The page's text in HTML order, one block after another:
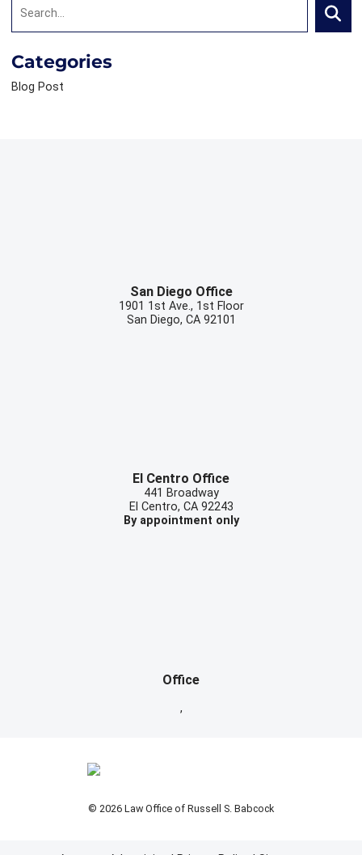
Categories
Blog Post
San Diego Office
1901 1st Ave., 1st Floor
San Diego, CA 92101
El Centro Office
441 Broadway
El Centro, CA 92243
By appointment only
Office
,
© 2026 Law Office of Russell S. Babcock